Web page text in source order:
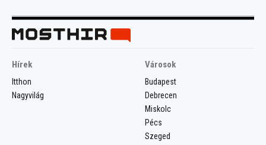
Hírek
Itthon
Nagyvilág
Városok
Budapest
Debrecen
Miskolc
Pécs
Szeged